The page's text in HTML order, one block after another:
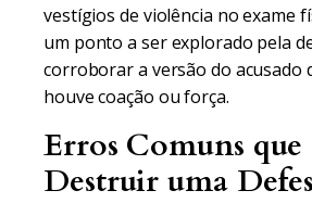
vestígios de violência no exame
um ponto a ser explorado pela
corroborar a versão do acusado
houve coação ou força.
Erros Comuns que
Destruir uma